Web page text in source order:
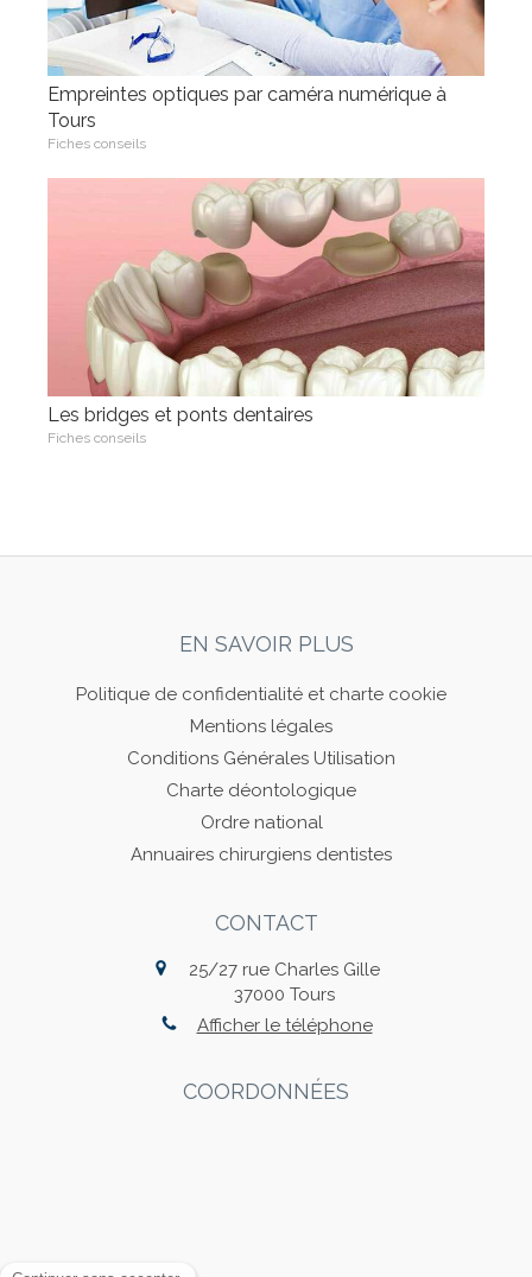
Empreintes optiques par caméra numérique à
Tours
Fiches conseils
Les bridges et ponts dentaires
Fiches conseils
EN SAVOIR PLUS
Politique de confidentialité et charte cookie
Mentions légales
Conditions Générales Utilisation
Charte déontologique
Ordre national
Annuaires chirurgiens dentistes
CONTACT
25/27 rue Charles Gille
37000 Tours
Afficher le téléphone
COORDONNÉES